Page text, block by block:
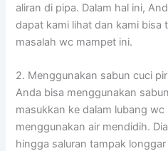
aliran di pipa. Dalam hal ini,
dapat kami lihat dan kami bisa
masalah wc mampet ini.
2. Menggunakan sabun cuci
Anda bisa menggunakan
masukkan ke dalam lubang
menggunakan air mendidih.
hingga saluran tampak